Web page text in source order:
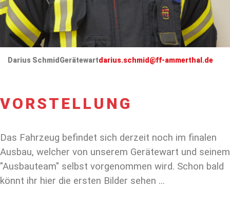
Darius Schmid Gerätewartdarius.schmid@ff-ammerthal.de
VORSTELLUNG
Das Fahrzeug befindet sich derzeit noch im finalen
Ausbau, welcher von unserem Gerätewart und seinem
"Ausbauteam" selbst vorgenommen wird. Schon bald
könnt ihr hier die ersten Bilder sehen ...